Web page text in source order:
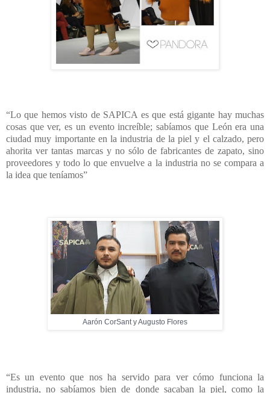
“Lo que hemos visto de SAPICA es que está gigante hay muchas
cosas que ver, es un evento increíble; sabíamos que León era una
ciudad muy importante en la industria de la piel y el calzado, pero
ahorita ver tantas marcas y no sólo de fabricantes de zapato, sino
proveedores y todo lo que envuelve a la industria no se compara a
la idea que teníamos”
Aarón CorSant y Augusto Flores
“Es un evento que nos ha servido para ver cómo funciona la
industria, no sabíamos bien de donde sacaban la piel, como la